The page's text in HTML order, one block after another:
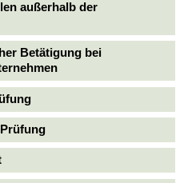
außerhalb der
Betätigung bei